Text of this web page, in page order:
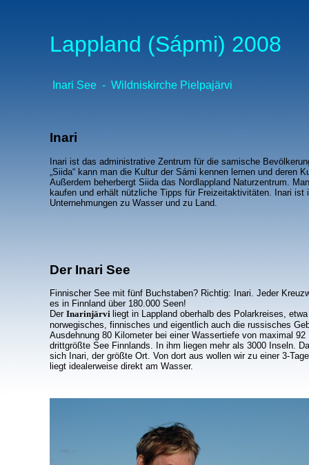
Lappland (Sápmi) 2008
Inari See - Wildniskirche Pielpajärvi
Inari
Inari ist das administrative Zentrum für die samische
„Siida“ kann man die Kultur der Sámi kennen lernen und deren
Außerdem beherbergt Siida das Nordlappland Naturzentrum.
kaufen und erhält nützliche Tipps für Freizeitaktivitäten. Inari ist
Unternehmungen zu Wasser und zu Land.
Der Inari See
Finnischer See mit fünf Buchstaben? Richtig: Inari. Jeder
es in Finnland über 180.000 Seen!
Der Inarinjärvi liegt in Lappland oberhalb des Polarkreises,
norwegisches, finnisches und eigentlich auch die russisches
Ausdehnung 80 Kilometer bei einer Wassertiefe von maximal
drittgrößte See Finnlands. In ihm liegen mehr als 3000 Inseln.
sich Inari, der größte Ort. Von dort aus wollen wir zu einer 3-
liegt idealerweise direkt am Wasser.